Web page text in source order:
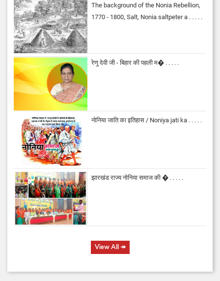
The background of the Nonia Rebellion,
1770 - 1800, Salt, Nonia saltpeter a . . . . .
रेणु देवी जी - बिहार की पहली म� . . . . .
नोनिया जाति का इतिहास / Noniya jati ka . . . . .
झारखंड राज्य नोनिया समाज की � . . . . .
View All↠